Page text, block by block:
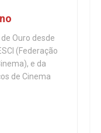
Ouro desde
(Federação
e da
de Cinema